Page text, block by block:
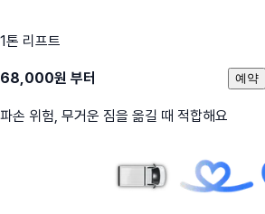
1톤 리프트
68,000원 부터
파손 위험, 무거운 짐을 옮길 때 적합해요
예약